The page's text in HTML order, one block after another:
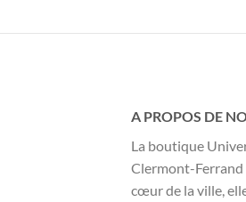
A PROPOS DE
La boutique
Clermont-Ferrand
cœur de la ville,